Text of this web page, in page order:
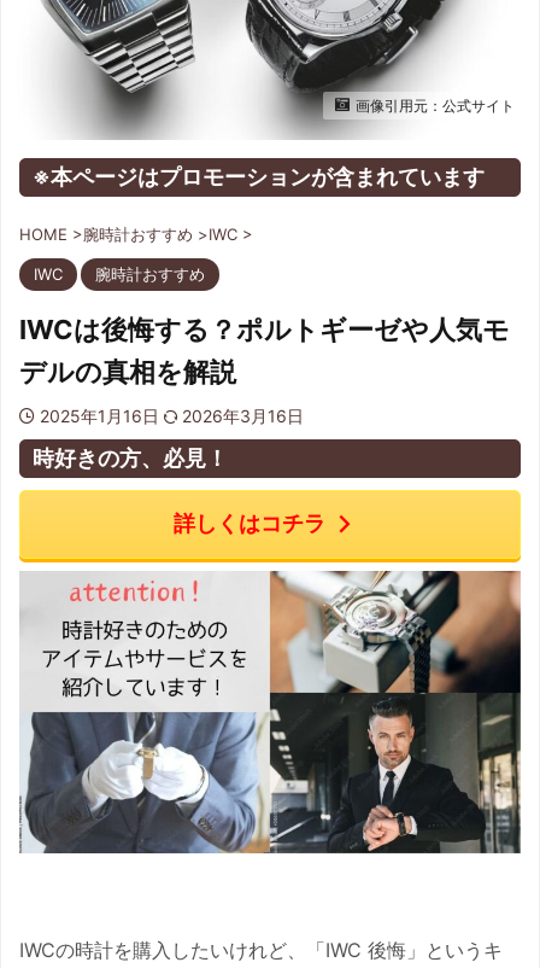
画像引用元：公式サイト
※本ページはプロモーションが含まれています
HOME >腕時計おすすめ >IWC >
IWC 腕時計おすすめ
IWCは後悔する？ポルトギーゼや人気モ
デルの真相を解説
2025年1月16日 2026年3月16日
時好きの方、必見！
詳しくはコチラ
IWCの時計を購入したいけれど、「IWC 後悔」というキ